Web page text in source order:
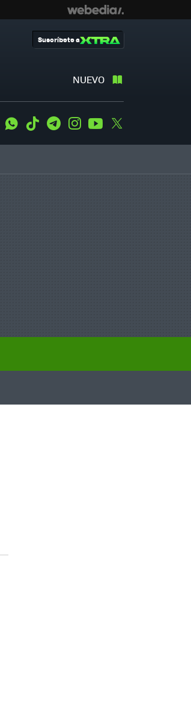
NUEVO
Suscríbete a
WhatsApp
Tiktok TelegramInstagramYoutube